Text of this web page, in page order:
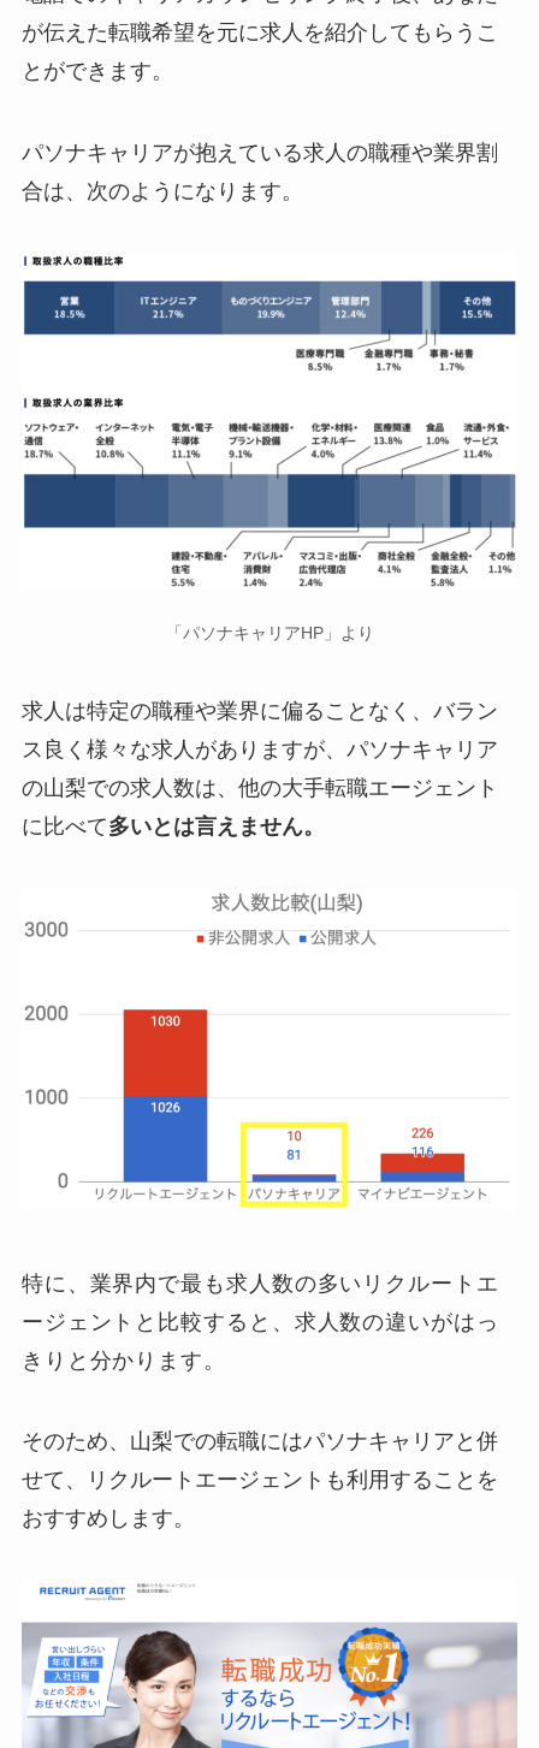
が伝えた転職希望を元に求人を紹介してもらうこ
とができます。
パソナキャリアが抱えている求人の職種や業界割
合は、次のようになります。
「パソナキャリアHP」より
求人は特定の職種や業界に偏ることなく、バラン
ス良く様々な求人がありますが、パソナキャリア
の山梨での求人数は、他の大手転職エージェント
に比べて多いとは言えません。
特に、業界内で最も求人数の多いリクルートエ
ージェントと比較すると、求人数の違いがはっ
きりと分かります。
そのため、山梨での転職にはパソナキャリアと併
せて、リクルートエージェントも利用することを
おすすめします。